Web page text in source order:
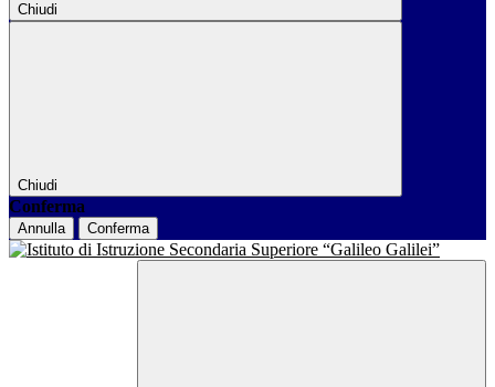
Chiudi
Chiudi
Conferma
Annulla Conferma